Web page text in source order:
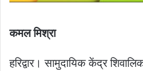
कमल मिश्रा
हरिद्वार। सामुदायिक केंद्र